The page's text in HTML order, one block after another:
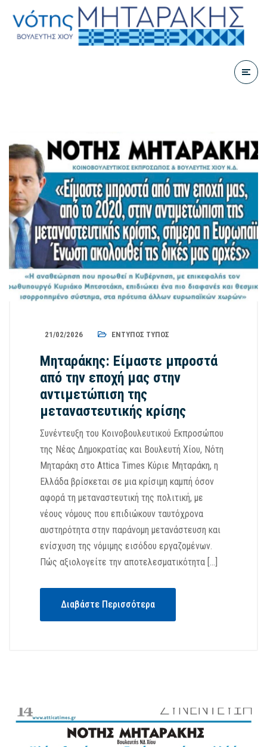
21/02/2026 ΈΝΤΥΠΟΣ ΤΎΠΟΣ
Μηταράκης: Είμαστε μπροστά
από την εποχή μας στην
αντιμετώπιση της
μεταναστευτικής κρίσης
Συνέντευξη του Κοινοβουλευτικού Εκπροσώπου
της Νέας Δημοκρατίας και Βουλευτή Χίου, Νότη
Μηταράκη στο Attica Times Κύριε Μηταράκη, η
Ελλάδα βρίσκεται σε μια κρίσιμη καμπή όσον
αφορά τη μεταναστευτική της πολιτική, με
νέους νόμους που επιδιώκουν ταυτόχρονα
αυστηρότητα στην παράνομη μετανάστευση και
ενίσχυση της νόμιμης εισόδου εργαζομένων.
Πώς αξιολογείτε την αποτελεσματικότητα […]
Διαβάστε Περισσότερα